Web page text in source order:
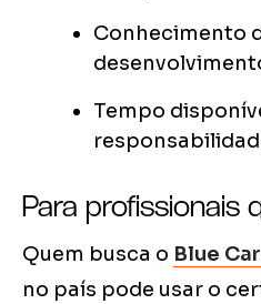
Conhecimento
Tempo
Para profissionais
Quem busca o Blue
no país pode usar o